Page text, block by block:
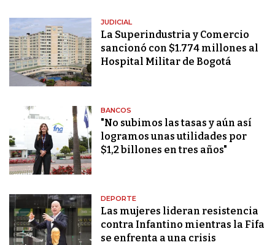
JUDICIAL
La Superindustria y Comercio
sancionó con $1.774 millones al
Hospital Militar de Bogotá
BANCOS
"No subimos las tasas y aún así
logramos unas utilidades por
$1,2 billones en tres años"
DEPORTE
Las mujeres lideran resistencia
contra Infantino mientras la Fifa
se enfrenta a una crisis